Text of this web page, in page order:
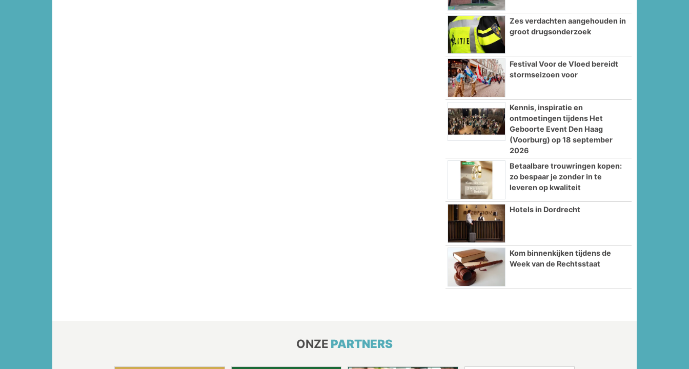
Zes verdachten aangehouden in
groot drugsonderzoek
Festival Voor de Vloed bereidt
stormseizoen voor
Kennis, inspiratie en
ontmoetingen tijdens Het
Geboorte Event Den Haag
(Voorburg) op 18 september
2026
Betaalbare trouwringen kopen:
zo bespaar je zonder in te
leveren op kwaliteit
Hotels in Dordrecht
Kom binnenkijken tijdens de
Week van de Rechtsstaat
ONZE PARTNERS